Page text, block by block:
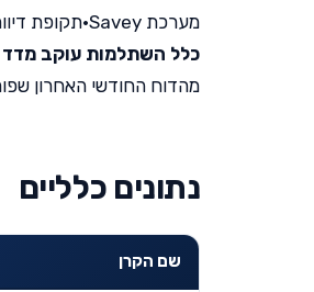
מערכת Savey •תקופת דיווח 04/
כלל השתלמות עוקב מדד s&p 500
מהדוח החודשי האחרון
נתונים כלליים
שם הקרן